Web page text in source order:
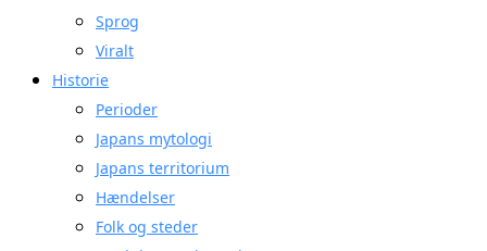
Sprog
Viralt
Historie
Perioder
Japans mytologi
Japans territorium
Hændelser
Folk og steder